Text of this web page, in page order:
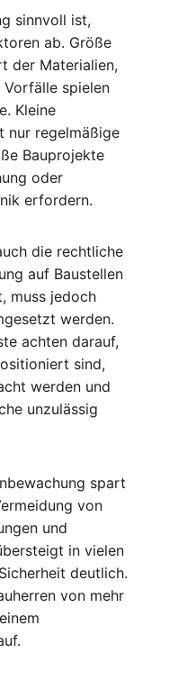
sinnvoll ist,
ab. Größe
der Materialien,
Vorfälle spielen
Kleine
nur regelmäßige
Bauprojekte
oder
erfordern.
die rechtliche
auf Baustellen
muss jedoch
werden.
achten darauf,
sind,
werden und
unzulässig
spart
von
und
in vielen
deutlich.
von mehr